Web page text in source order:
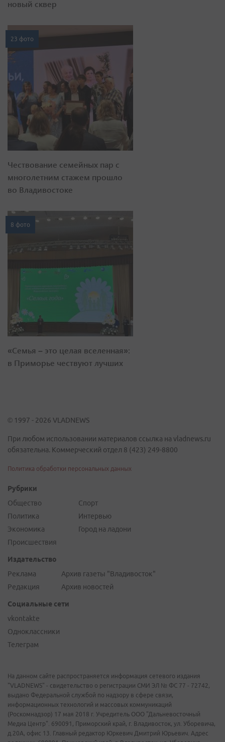
новый сквер
23 фото
Чествование семейных пар с
многолетним стажем прошло
во Владивостоке
8 фото
«Семья – это целая вселенная»:
в Приморье чествуют лучших
© 1997 - 2026 VLADNEWS
При любом использовании материалов ссылка на vladnews.ru
обязательна. Коммерческий отдел 8 (423) 249-8800
Политика обработки персональных данных
Рубрики
Общество
Политика
Экономика
Происшествия
Спорт
Интервью
Город на ладони
Издательство
Реклама
Редакция
Архив газеты "Владивосток"
Архив новостей
Социальные сети
vkontakte
Одноклассники
Телеграм
На данном сайте распространяется информация сетевого издания
"VLADNEWS" - свидетельство о регистрации СМИ ЭЛ № ФС 77 - 72742,
выдано Федеральной службой по надзору в сфере связи,
информационных технологий и массовых коммуникаций
(Роскомнадзор) 17 мая 2018 г. Учредитель ООО "Дальневосточный
Медиа Центр". 690091, Приморский край, г. Владивосток, ул. Уборевича,
д.20А, офис 13. Главный редактор Юркевич Дмитрий Юрьевич. Адрес